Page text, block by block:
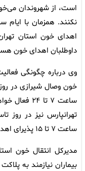
است، از شهروندان
نکنند. همزمان با ایام
اهدای خون استان
داوطلبان اهدای خون
وی درباره چگونگی
ساعت ۷ تا
ساعت ۷ تا ۱۵ پذیرای اهداکنندگان خواهند بود.
مدیرکل انتقال خون
بیماران نیازمند به